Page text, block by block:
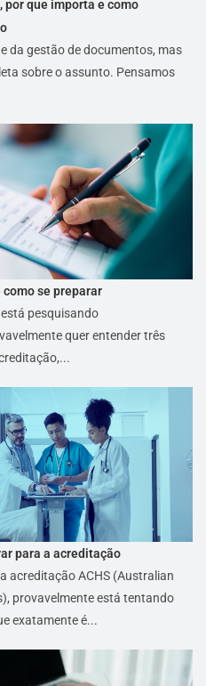
por que importa e como
da gestão de documentos, mas
sobre o assunto. Pensamos
se preparar
pesquisando
quer entender três
para a acreditação
acreditação ACHS (Australian
provavelmente está tentando
exatamente é...